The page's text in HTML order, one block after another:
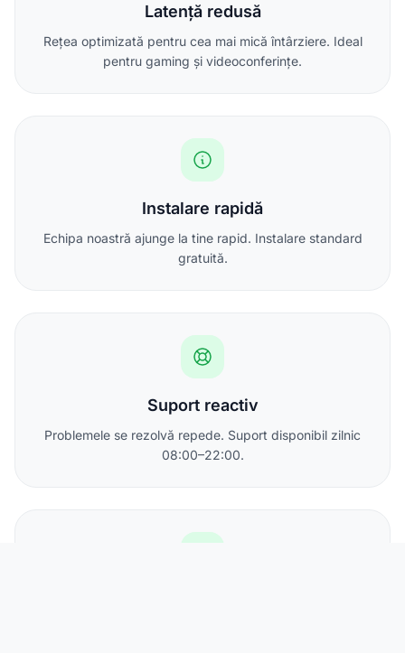
Latență redusă
Rețea optimizată pentru cea mai mică întârziere. Ideal
pentru gaming și videoconferințe.
Instalare rapidă
Echipa noastră ajunge la tine rapid. Instalare standard
gratuită.
Suport reactiv
Problemele se rezolvă repede. Suport disponibil zilnic
08:00–22:00.